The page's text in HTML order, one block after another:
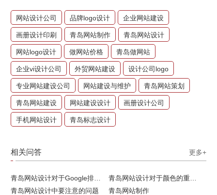
网站设计公司 品牌logo设计 企业网站建设
画册设计印刷 青岛网站制作 青岛网站设计
网站logo设计 做网站价格 青岛做网站
企业vi设计公司 外贸网站建设 设计公司logo
专业网站建设公司 网站建设与维护 青岛网站策划
青岛网站建设 网站建设设计 画册设计公司
手机网站设计 青岛标志设计
相关问答 更多+
青岛网站设计中要注意的问题
青岛网站制作